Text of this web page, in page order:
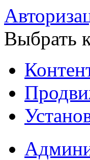
Выбрать